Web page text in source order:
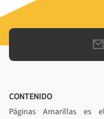
CONTENIDO
Páginas Amarillas es